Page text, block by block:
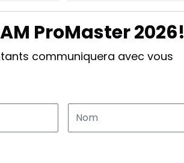
ProMaster 2026!
communiquera avec vous